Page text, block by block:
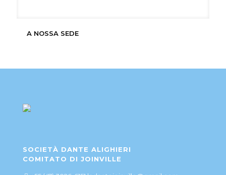
A NOSSA SEDE
SOCIETÀ DANTE ALIGHIERI
COMITATO DI JOINVILLE